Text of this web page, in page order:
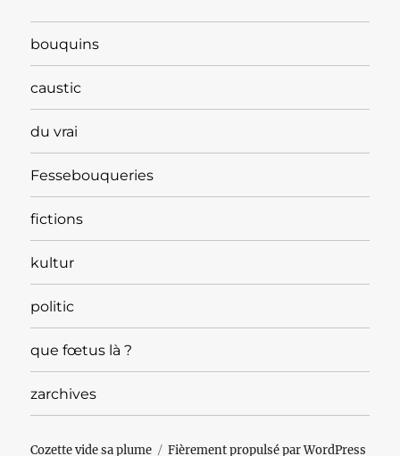
bouquins
caustic
du vrai
Fessebouqueries
fictions
kultur
politic
que fœtus là ?
zarchives
Cozette vide sa plume Fièrement propulsé par WordPress